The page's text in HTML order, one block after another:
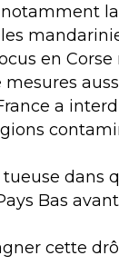
notamment
les
en
mesures
a
dans
Bas
cette